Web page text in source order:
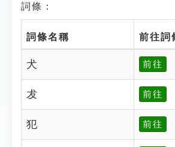
詞條：
詞條名稱 前往詞
犬 前往
犮 前往
犯 前往